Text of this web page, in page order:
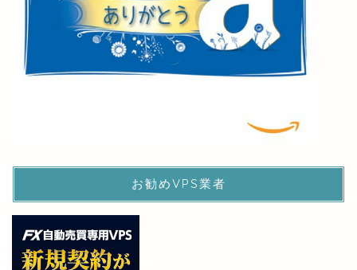
お勧めVPS業者